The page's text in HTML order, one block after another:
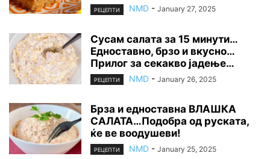
РЕЦЕПТИ NMD - January 27, 2025
Сусам салата за 15 минути…
Едноставно, брзо и вкусно…
Прилог за секакво јадење…
РЕЦЕПТИ NMD - January 26, 2025
Брза и едноставна ВЛАШКА
САЛАТА…Подобра од руската,
ќе ве воодушеви!
РЕЦЕПТИ NMD - January 25, 2025